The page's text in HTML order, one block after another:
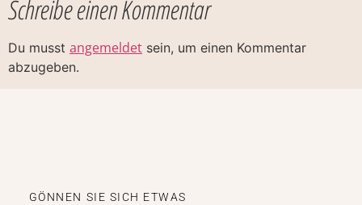
Schreibe einen Kommentar
Du musst angemeldet sein, um einen Kommentar
abzugeben.
GÖNNEN SIE SICH ETWAS